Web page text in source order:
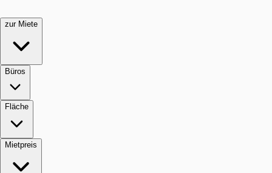
zur Miete
Büros
Fläche
Mietpreis